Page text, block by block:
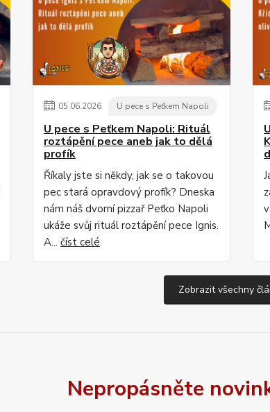
05.06.2026 U pece s Peťkem Napoli
U pece s Peťkem Napoli: Rituál
roztápění pece aneb jak to dělá
profík
Říkaly jste si někdy, jak se o takovou
pec stará opravdový profík? Dneska
nám náš dvorní pizzař Peťko Napoli
ukáže svůj rituál roztápění pece Ignis.
A... číst celé
Zobrazit všechny
Nepropásněte